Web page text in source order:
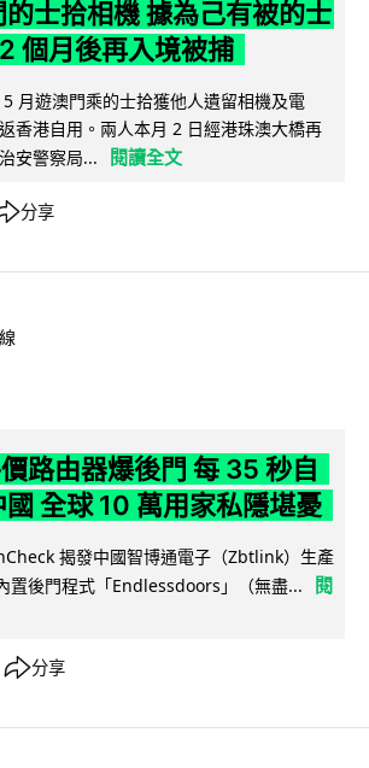
士拾相機 據為己有被的士
個月後再入境被捕
月遊澳門乘的士拾獲他人遺留相機及電
香港自用。兩人本月 2 日經港珠澳大橋再
安警察局...
閱讀全文
分享
路由器爆後門 每 35 秒自
全球 10 萬用家私隱堪憂
揭發中國智博通電子（Zbtlink）生產
置後門程式「Endlessdoors」（無盡...
閱
分享